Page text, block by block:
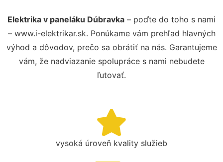
Elektrika v paneláku Dúbravka – poďte do toho s nami
– www.i-elektrikar.sk. Ponúkame vám prehľad hlavných
výhod a dôvodov, prečo sa obrátiť na nás. Garantujeme
vám, že nadviazanie spolupráce s nami nebudete
ľutovať.
vysoká úroveň kvality služieb